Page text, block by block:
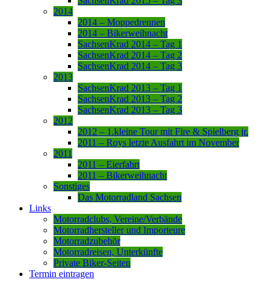
2014
2014 – Moppedrennen
2014 – Bikerweihnacht
SachsenKrad 2014 – Tag 1
SachsenKrad 2014 – Tag 2
SachsenKrad 2014 – Tag 3
2013
SachsenKrad 2013 – Tag 1
SachsenKrad 2013 – Tag 2
SachsenKrad 2013 – Tag 3
2012
2012 – 1.kleine Tour mit Fire & Spielberg jr.
2011 – Roys letzte Ausfahrt im November
2011
2011 – Eierfahrt
2011 – Bikerweihnacht
Sonstiges
Das Motorradland Sachsen
Links
Motorradclubs, Vereine/Verbände
Motorradhersteller und Importeure
Motorradzubehör
Motorradreisen, Unterkünfte
Private Biker-Seiten
Termin eintragen